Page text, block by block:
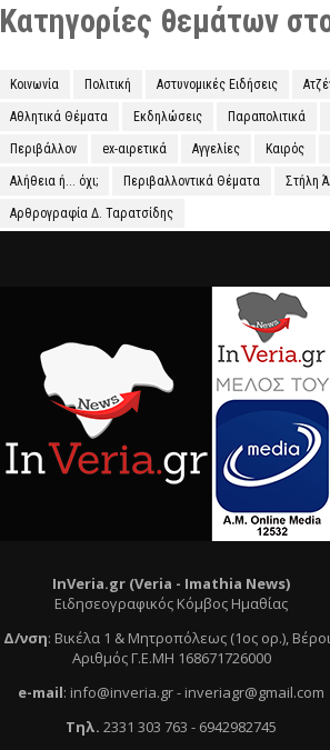
Κατηγορίες θεμάτων
Κοινωνία Πολιτική Αστυνομικές Ειδήσεις
Αθλητικά Θέματα Εκδηλώσεις Παραπολιτικά
Περιβάλλον ex-αιρετικά Αγγελίες Καιρός
Αλήθεια ή... όχι; Περιβαλλοντικά Θέματα Στήλη
Αρθρογραφία Δ. Ταρατσίδης
InVeria.gr (Veria - Ιmathia News)
Ειδησεογραφικός Κόμβος Ημαθίας
Δ/νση: Βικέλα 1 & Μητροπόλεως (1ος ορ.),
Αριθμός Γ.Ε.ΜΗ 168671726000
e-mail: info@inveria.gr- inveriagr@gmail.com
Τηλ. 2331 303 763 - 6942982745